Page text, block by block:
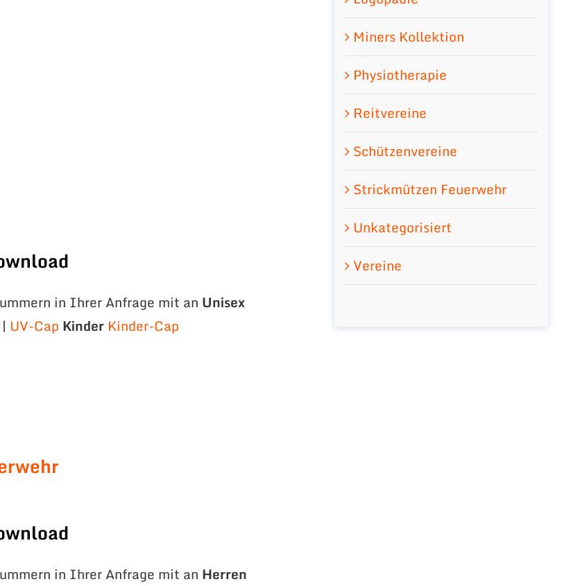
in Ihrer Anfrage mit an Unisex
| UV-Cap Kinder Kinder-Cap
in Ihrer Anfrage mit an Herren
Miners Kollektion
Physiotherapie
Reitvereine
Schützenvereine
Strickmützen Feuerwehr
Unkategorisiert
Vereine